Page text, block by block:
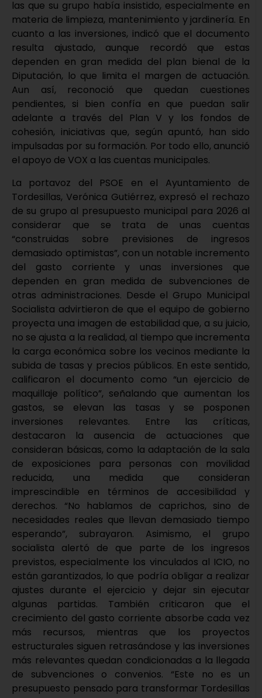
las que su grupo había insistido, especialmente en
materia de limpieza, mantenimiento y jardinería. En
cuanto a las inversiones, indicó que el documento
resulta ajustado, aunque recordó que estas
dependen en gran medida del plan bienal de la
Diputación, lo que limita el margen de actuación.
Aun así, reconoció que quedan cuestiones
pendientes, si bien confía en que puedan salir
adelante a través del Plan V y los fondos de
cohesión, iniciativas que, según apuntó, han sido
impulsadas por su formación. Por todo ello, anunció
el apoyo de VOX a las cuentas municipales.
La portavoz del PSOE en el Ayuntamiento de
Tordesillas, Verónica Gutiérrez, expresó el rechazo
de su grupo al presupuesto municipal para 2026 al
considerar que se trata de unas cuentas
“construidas sobre previsiones de ingresos
demasiado optimistas”, con un notable incremento
del gasto corriente y unas inversiones que
dependen en gran medida de subvenciones de
otras administraciones. Desde el Grupo Municipal
Socialista advirtieron de que el equipo de gobierno
proyecta una imagen de estabilidad que, a su juicio,
no se ajusta a la realidad, al tiempo que incrementa
la carga económica sobre los vecinos mediante la
subida de tasas y precios públicos. En este sentido,
calificaron el documento como “un ejercicio de
maquillaje político”, señalando que aumentan los
gastos, se elevan las tasas y se posponen
inversiones relevantes. Entre las críticas,
destacaron la ausencia de actuaciones que
consideran básicas, como la adaptación de la sala
de exposiciones para personas con movilidad
reducida, una medida que consideran
imprescindible en términos de accesibilidad y
derechos. “No hablamos de caprichos, sino de
necesidades reales que llevan demasiado tiempo
esperando”, subrayaron. Asimismo, el grupo
socialista alertó de que parte de los ingresos
previstos, especialmente los vinculados al ICIO, no
están garantizados, lo que podría obligar a realizar
ajustes durante el ejercicio y dejar sin ejecutar
algunas partidas. También criticaron que el
crecimiento del gasto corriente absorbe cada vez
más recursos, mientras que los proyectos
estructurales siguen retrasándose y las inversiones
más relevantes quedan condicionadas a la llegada
de subvenciones o convenios. “Este no es un
presupuesto pensado para transformar Tordesillas